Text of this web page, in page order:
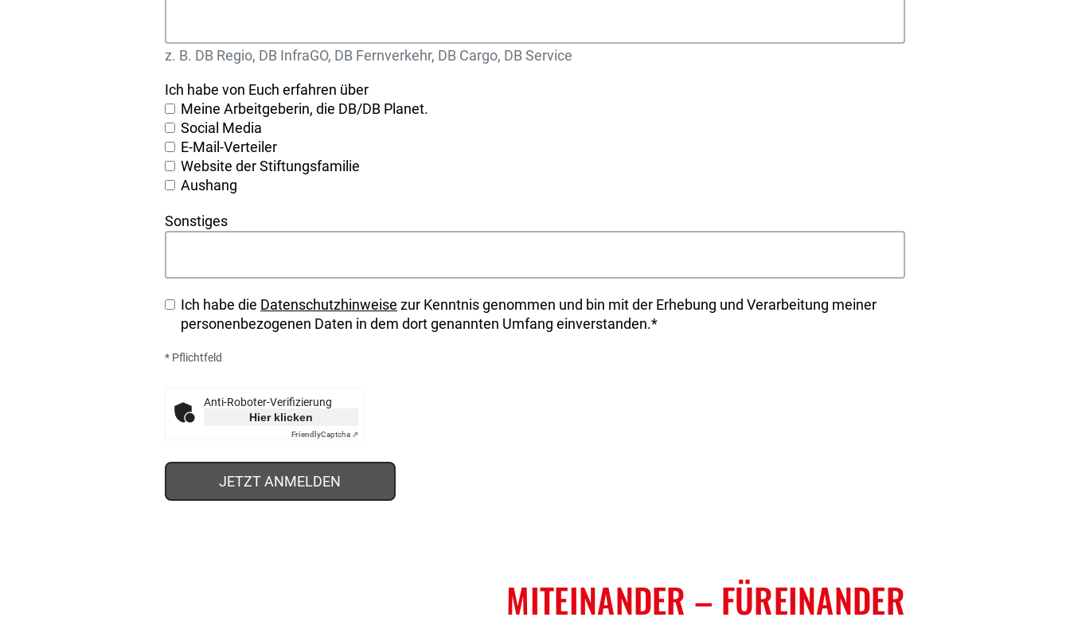
z. B. DB Regio, DB InfraGO, DB Fernverkehr, DB Cargo, DB Service
Ich habe von Euch erfahren über
Meine Arbeitgeberin, die DB/DB Planet.
Social Media
E-Mail-Verteiler
Website der Stiftungsfamilie
Aushang
Sonstiges
Ich habe die Datenschutzhinweise zur Kenntnis genommen und bin mit der Erhebung und Verarbeitung meiner
personenbezogenen Daten in dem dort genannten Umfang einverstanden.*
* Pflichtfeld
Anti-Roboter-Verifizierung
Hier klicken
FriendlyCaptcha ⇗
JETZT ANMELDEN
MITEINANDER – FÜREINANDER